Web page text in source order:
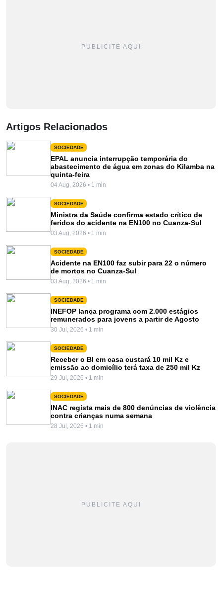
PUBLICITE AQUI
Artigos Relacionados
SOCIEDADE
EPAL anuncia interrupção temporária do
abastecimento de água em zonas do Kilamba na
quinta-feira
04 Aug, 2026 • 1 min
SOCIEDADE
Ministra da Saúde confirma estado crítico de
feridos do acidente na EN100 no Cuanza-Sul
03 Aug, 2026 • 1 min
SOCIEDADE
Acidente na EN100 faz subir para 22 o número
de mortos no Cuanza-Sul
03 Aug, 2026 • 1 min
SOCIEDADE
INEFOP lança programa com 2.000 estágios
remunerados para jovens a partir de Agosto
30 Jul, 2026 • 1 min
SOCIEDADE
Receber o BI em casa custará 10 mil Kz e
emissão ao domicílio terá taxa de 250 mil Kz
29 Jul, 2026 • 1 min
SOCIEDADE
INAC regista mais de 800 denúncias de violência
contra crianças numa semana
28 Jul, 2026 • 1 min
PUBLICITE AQUI